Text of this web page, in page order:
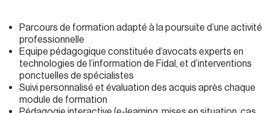
Parcours de formation adapté à la poursuite d’une activité
professionnelle
Equipe pédagogique constituée d’avocats experts en
technologies de l’information de Fidal, et d’interventions
ponctuelles de spécialistes
Suivi personnalisé et évaluation des acquis après chaque
module de formation